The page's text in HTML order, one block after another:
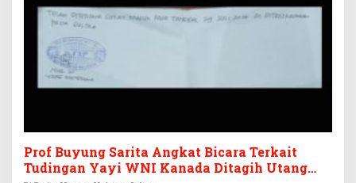
Prof Buyung Sarita Angkat Bicara Terkait
Tudingan Yayi WNI Kanada Ditagih Utang